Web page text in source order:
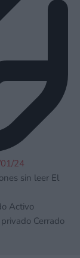
24
sin leer El
Activo
Cerrado